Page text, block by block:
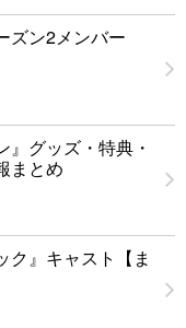
ズン2メンバー
』グッズ・特典・
まとめ
ク』キャスト【ま